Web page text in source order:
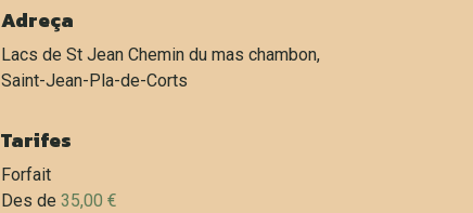
Adreça
Lacs de St Jean Chemin du mas chambon,
Saint-Jean-Pla-de-Corts
Tarifes
Forfait
Des de 35,00 €